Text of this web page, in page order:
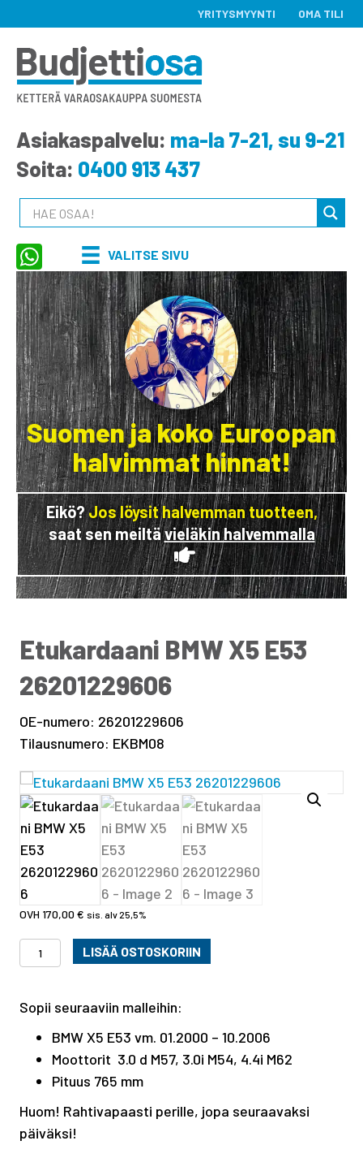
YRITYSMYYNTI OMA TILI
Asiakaspalvelu: ma-la 7-21, su 9-21
Soita: 0400 913 437
VALITSE SIVU
Suomen ja koko Euroopan
halvimmat hinnat!
Eikö?Jos löysit halvemman tuotteen,
saat sen meiltävieläkin halvemmalla
Etukardaani BMW X5 E53
26201229606
OE-numero: 26201229606
Tilausnumero: EKBM08
170,00 € sis. alv 25,5%
Etukardaani
BMW
E53
26201229606
määrä
LISÄÄ OSTOSKORIIN
Sopii seuraaviin malleihin:
BMW X5 E53 vm. 01.2000 – 10.2006
Moottorit 3.0 d M57, 3.0i M54, 4.4i M62
Pituus 765 mm
Huom! Rahtivapaasti perille, jopa seuraavaksi
päiväksi!